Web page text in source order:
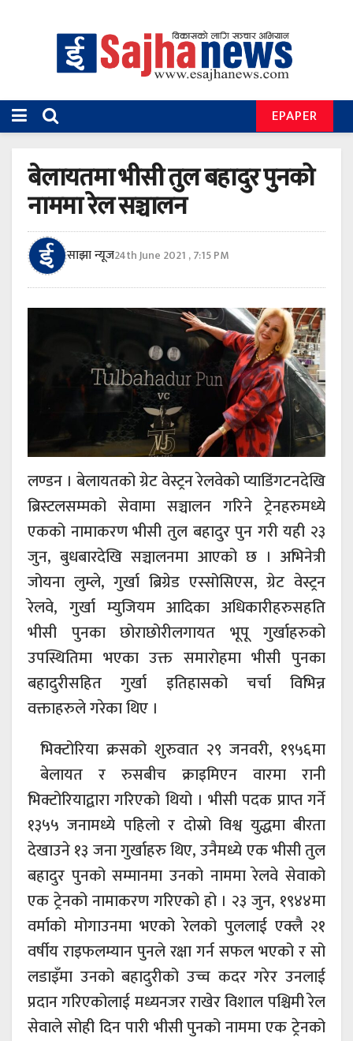
EPAPER
बेलायतमा भीसी तुल बहादुर पुनको
नाममा रेल सञ्चालन
साझा न्यूज24th June 2021 , 7:15 PM
लण्डन । बेलायतको ग्रेट वेस्ट्रन रेलवेको प्याडिंगटनदेखि
ब्रिस्टलसम्मको सेवामा सञ्चालन गरिने ट्रेनहरुमध्ये
एकको नामाकरण भीसी तुल बहादुर पुन गरी यही २३
जुन, बुधबारदेखि सञ्चालनमा आएको छ । अभिनेत्री
जोयना लुम्ले, गुर्खा ब्रिग्रेड एस्सोसिएस, ग्रेट वेस्ट्रन
रेलवे, गुर्खा म्युजियम आदिका अधिकारीहरुसहति
भीसी पुनका छोराछोरीलगायत भूपू गुर्खाहरुको
उपस्थितिमा भएका उक्त समारोहमा भीसी पुनका
बहादुरीसहित गुर्खा इतिहासको चर्चा विभिन्न
वक्ताहरुले गरेका थिए ।
भिक्टोरिया क्रसको शुरुवात २९ जनवरी, १९५६मा
बेलायत र रुसबीच क्राइमिएन वारमा रानी
भिक्टोरियाद्वारा गरिएको थियो । भीसी पदक प्राप्त गर्ने
१३५५ जनामध्ये पहिलो र दोस्रो विश्व युद्धमा बीरता
देखाउने १३ जना गुर्खाहरु थिए, उनैमध्ये एक भीसी तुल
बहादुर पुनको सम्मानमा उनको नाममा रेलवे सेवाको
एक ट्रेनको नामाकरण गरिएको हो । २३ जुन, १९४४मा
वर्माको मोगाउनमा भएको रेलको पुललाई एक्लै २१
वर्षीय राइफलम्यान पुनले रक्षा गर्न सफल भएको र सो
लडाइँमा उनको बहादुरीको उच्च कदर गरेर उनलाई
प्रदान गरिएकोलाई मध्यनजर राखेर विशाल पश्चिमी रेल
सेवाले सोही दिन पारी भीसी पुनको नाममा एक ट्रेनको